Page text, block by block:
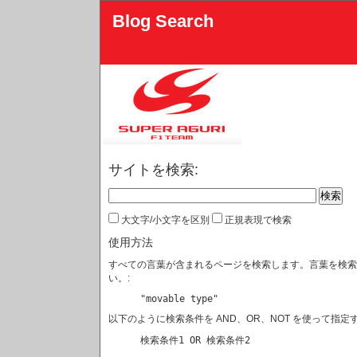
Blog Search
サイトを検索:
大文字/小文字を区別 正規表現で検索
使用方法
すべての言葉が含まれるページを検索します。言葉を検
い。:
"movable type"
以下のように検索条件を AND、OR、NOT を使って指定
検索条件1 OR 検索条件2